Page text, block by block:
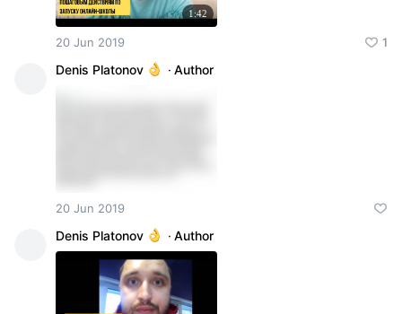
1:42
20 Jun 2019 1
Denis Platonov · Author
20 Jun 2019
Denis Platonov · Author